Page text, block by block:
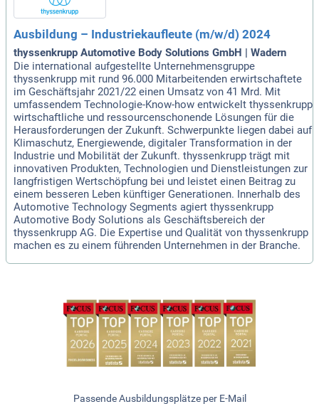
Ausbildung – Industriekaufleute (m/w/d) 2024
thyssenkrupp Automotive Body Solutions GmbH | Wadern
Die international aufgestellte Unternehmensgruppe
thyssenkrupp mit rund 96.000 Mitarbeitenden erwirtschaftete
im Geschäftsjahr 2021/22 einen Umsatz von 41 Mrd. Mit
umfassendem Technologie-Know-how entwickelt thyssenkrupp
wirtschaftliche und ressourcenschonende Lösungen für die
Herausforderungen der Zukunft. Schwerpunkte liegen dabei auf
Klimaschutz, Energiewende, digitaler Transformation in der
Industrie und Mobilität der Zukunft. thyssenkrupp trägt mit
innovativen Produkten, Technologien und Dienstleistungen zur
langfristigen Wertschöpfung bei und leistet einen Beitrag zu
einem besseren Leben künftiger Generationen. Innerhalb des
Automotive Technology Segments agiert thyssenkrupp
Automotive Body Solutions als Geschäftsbereich der
thyssenkrupp AG. Die Expertise und Qualität von thyssenkrupp
machen es zu einem führenden Unternehmen in der Branche.
Passende Ausbildungsplätze per E-Mail